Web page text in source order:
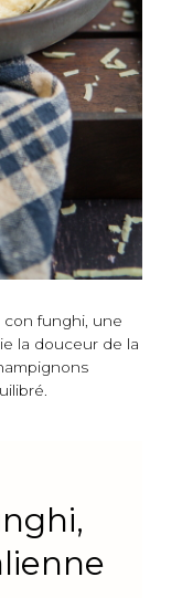
funghi, une
la douceur de la